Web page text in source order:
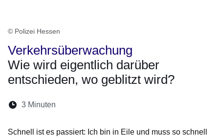
© Polizei Hessen
Verkehrsüberwachung
Wie wird eigentlich darüber
entschieden, wo geblitzt wird?
Lesedauer:
3 Minuten
Schnell ist es passiert: Ich bin in Eile und muss so schnell